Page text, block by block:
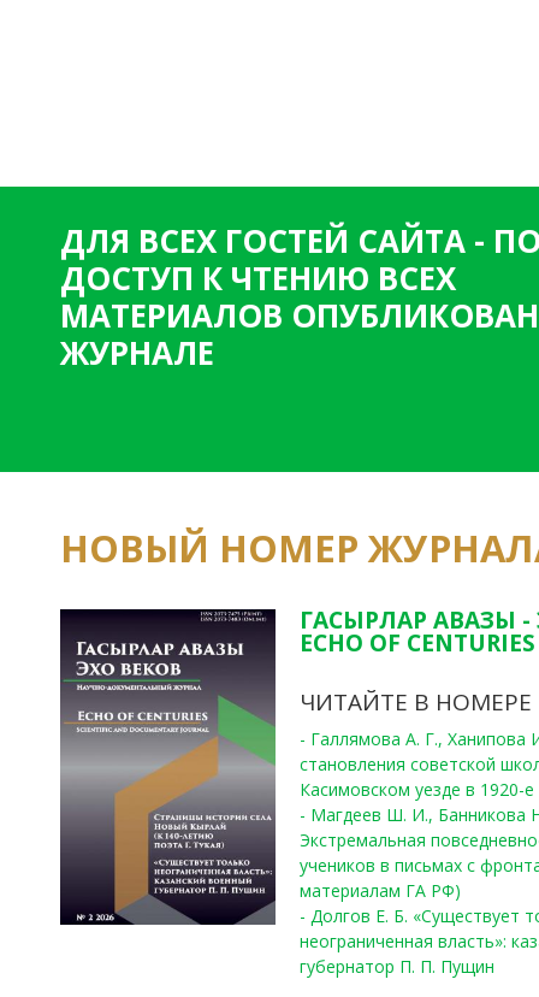
ДЛЯ ВСЕХ ГОСТЕЙ САЙТА -
ДОСТУП К ЧТЕНИЮ ВСЕХ
МАТЕРИАЛОВ
ЖУРНАЛЕ
НОВЫЙ НОМЕР
ГАСЫРЛАР АВАЗЫ -
ECHO OF
ЧИТАЙТЕ В НОМЕРЕ
- Галлямова А. Г.,
становления советской
Касимовском уезде в 1920-е
- Магдеев Ш. И., Банникова
Экстремальная
учеников в письмах с
материалам ГА РФ)
- Долгов Е. Б. «Существует
неограниченная власть»:
губернатор П. П. Пущин